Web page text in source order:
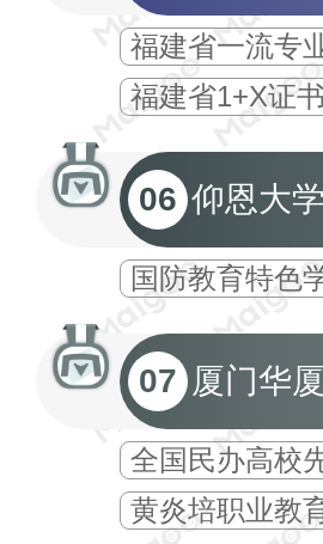
福建省一流专
福建省1+X证
06 仰恩大学
国防教育特色
07 厦门华
全国民办高校
黄炎培职业教